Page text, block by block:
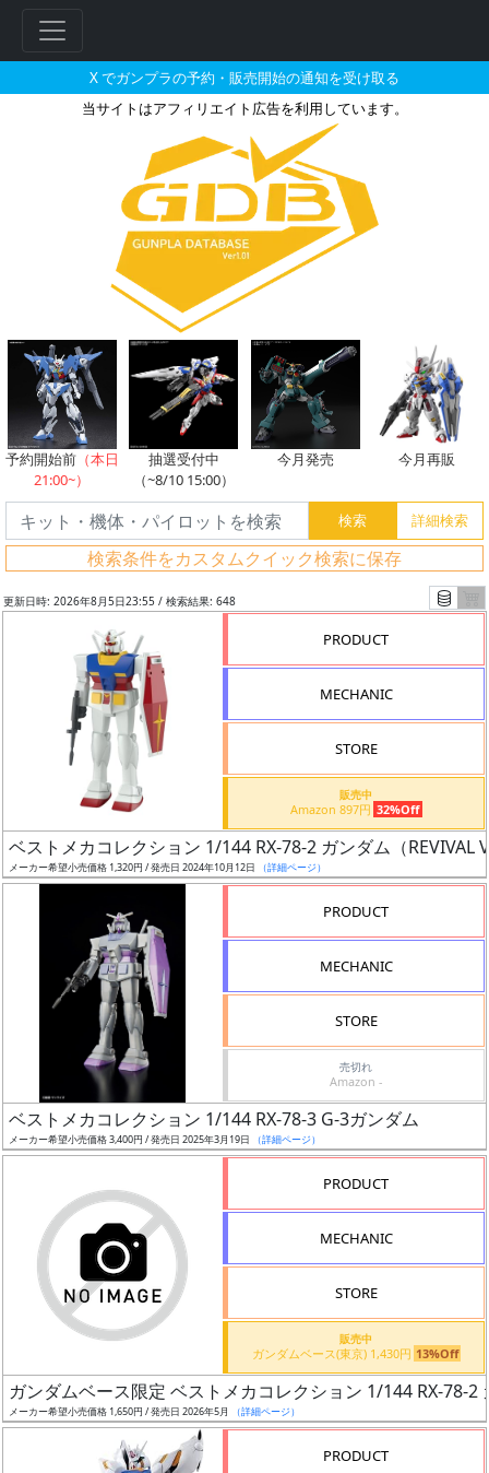
X でガンプラの予約・販売開始の通知を受け取る
当サイトはアフィリエイト広告を利用しています。
ベストメカコレクション 1/144
予約開始前（本日
21:00~）
抽選受付中
（~8/10 15:00）
今月発売 今月再販
検索条件をカスタムクイック検索に保存
フ
リ
グ
レ
ル
更新日時: 2026年8月5日23:55 / 検索結果: 648
PRODUCT
MECHANIC
STORE
販売中
Amazon 897円 32%Off
ベストメカコレクション 1/144 RX-78-2 ガンダム（REVIVAL
メーカー希望小売価格 1,320円 / 発売日 2024年10月12日 （詳細ページ）
PRODUCT
MECHANIC
STORE
売切れ
Amazon -
ベストメカコレクション 1/144 RX-78-3 G-3ガンダム
メーカー希望小売価格 3,400円 / 発売日 2025年3月19日 （詳細ページ）
PRODUCT
MECHANIC
STORE
販売中
ガンダムベース(東京) 1,430円 13%Off
ガンダムベース限定 ベストメカコレクション 1/144 RX-78-
メーカー希望小売価格 1,650円 / 発売日 2026年5月 （詳細ページ）
PRODUCT